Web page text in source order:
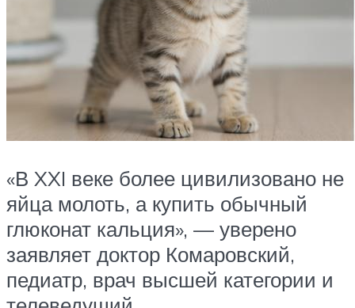
«В XXI веке более цивилизовано не
яйца молоть, а купить обычный
глюконат кальция», — уверено
заявляет доктор Комаровский,
педиатр, врач высшей категории и